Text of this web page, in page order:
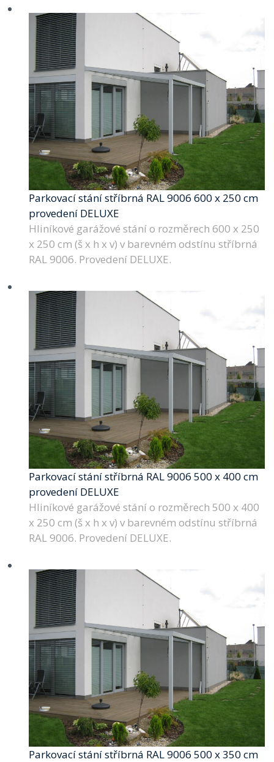
Parkovací stání stříbrná RAL 9006 600 x 250 cm
provedení DELUXE
Hliníkové garážové stání o rozměrech 600 x 250
x 250 cm (š x h x v) v barevném odstínu stříbrná
RAL 9006. Provedení DELUXE.
Parkovací stání stříbrná RAL 9006 500 x 400 cm
provedení DELUXE
Hliníkové garážové stání o rozměrech 500 x 400
x 250 cm (š x h x v) v barevném odstínu stříbrná
RAL 9006. Provedení DELUXE.
Parkovací stání stříbrná RAL 9006 500 x 350 cm